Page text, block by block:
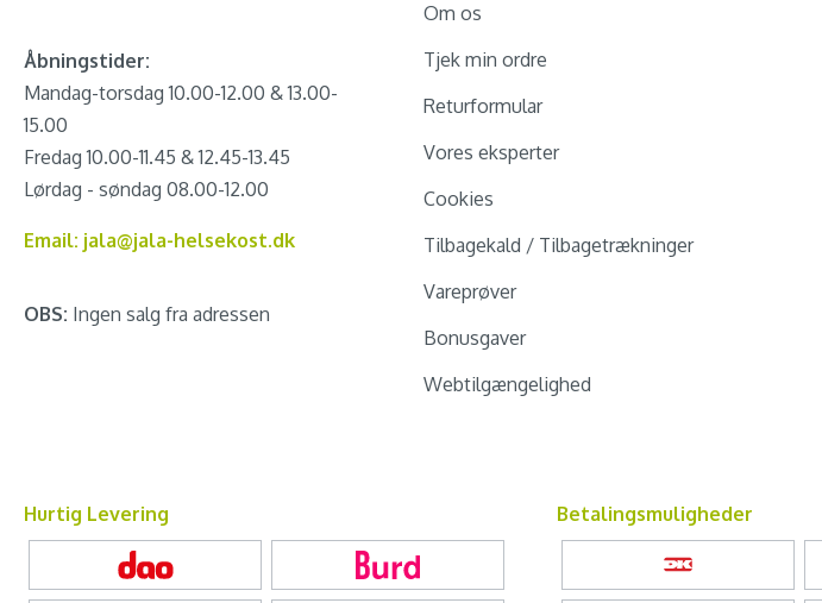
Åbningstider:
Mandag-torsdag 10.00-12.00 & 13.00-
15.00
Fredag 10.00-11.45 & 12.45-13.45
Lørdag - søndag 08.00-12.00
Email: jala@jala-helsekost.dk
OBS: Ingen salg fra adressen
Om os
Tjek min ordre
Returformular
Vores eksperter
Cookies
Tilbagekald / Tilbagetrækninger
Vareprøver
Bonusgaver
Webtilgængelighed
Hurtig Levering Betalingsmuligheder